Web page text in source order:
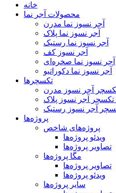
خانه
محصولات آجر نما
آجر نسوز نما مدرن
آجر نسوز نما پلاک
آجر نسوز نما رستیک
آجر نسوز کف
آجر نسوز نما صخره‌ای
آجر نسوز نما دکوراتیو
تکسچرها
پروژه‌ها
پروژه‌های شاخص
ویدئو پروژه‌ها
تصاویر پروژه‌ها
مگا پروژه‌ها
تصاویر پروژه‌ها
ویدئو پروژه‌ها
سایر پروژه‌ها